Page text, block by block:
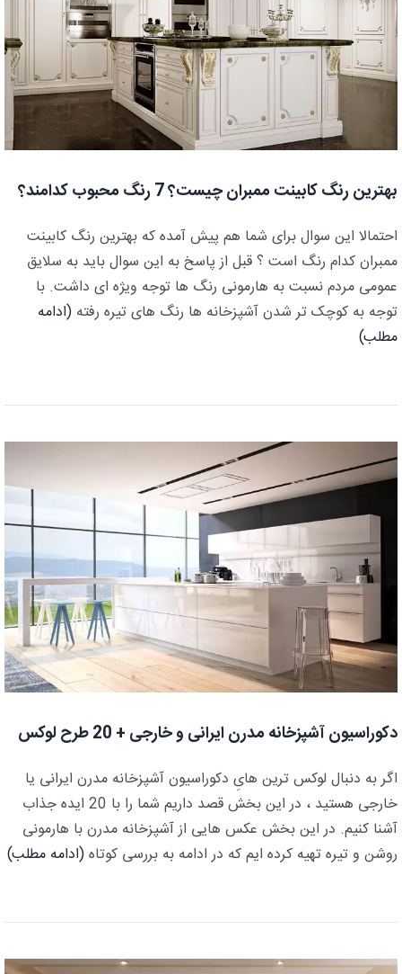
بهترین رنگ کابینت ممبران چیست؟ 7 رنگ محبوب کدامند؟
احتمالا این سوال برای شما هم پیش آمده که بهترین رنگ کابینت
ممبران کدام رنگ است ؟ قبل از پاسخ به این سوال باید به سلایق
عمومی مردم نسبت به هارمونی رنگ ها توجه ویژه ای داشت. با
توجه به کوچک تر شدن آشپزخانه ها رنگ های تیره رفته (ادامه
مطلب)
دکوراسیون آشپزخانه مدرن ایرانی و خارجی + 20 طرح لوکس
اگر به دنبال لوکس ترین هایِ دکوراسیون آشپزخانه مدرن ایرانی یا
خارجی هستید ، در این بخش قصد داریم شما را با 20 ایده جذاب
آشنا کنیم. در این بخش عکس هایی از آشپزخانه مدرن با هارمونی
روشن و تیره تهیه کرده ایم که در ادامه به بررسی کوتاه(ادامه مطلب)